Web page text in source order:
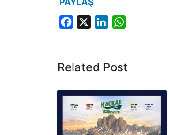
Facebook LinkedIn
Related Post